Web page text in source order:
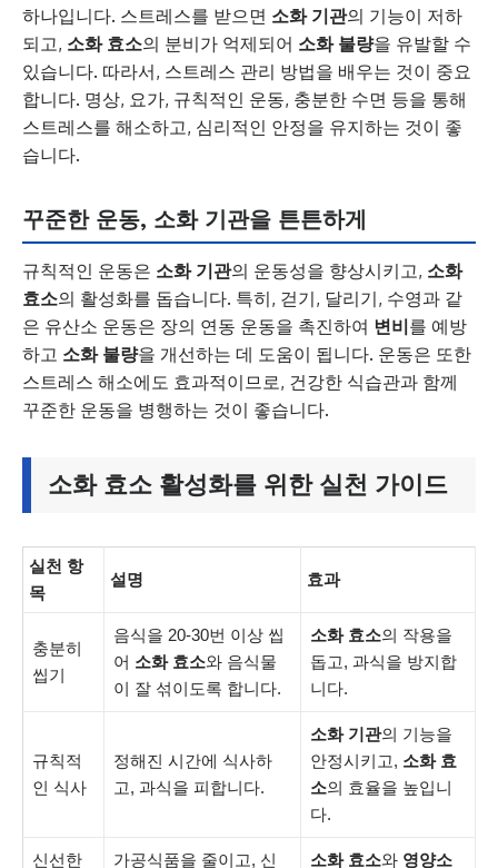
하나입니다. 스트레스를 받으면 소화 기관의 기능이 저하
되고, 소화 효소의 분비가 억제되어 소화 불량을 유발할 수
있습니다. 따라서, 스트레스 관리 방법을 배우는 것이 중요
합니다. 명상, 요가, 규칙적인 운동, 충분한 수면 등을 통해
스트레스를 해소하고, 심리적인 안정을 유지하는 것이 좋
습니다.
꾸준한 운동, 소화 기관을 튼튼하게
규칙적인 운동은 소화 기관의 운동성을 향상시키고, 소화
효소의 활성화를 돕습니다. 특히, 걷기, 달리기, 수영과 같
은 유산소 운동은 장의 연동 운동을 촉진하여 변비를 예방
하고 소화 불량을 개선하는 데 도움이 됩니다. 운동은 또한
스트레스 해소에도 효과적이므로, 건강한 식습관과 함께
꾸준한 운동을 병행하는 것이 좋습니다.
소화 효소 활성화를 위한 실천 가이드
실천 항
목
설명 효과
충분히
씹기
음식을 20-30번 이상 씹
어 소화 효소와 음식물
이 잘 섞이도록 합니다.
소화 효소의 작용을
돕고, 과식을 방지합
니다.
규칙적
인 식사
정해진 시간에 식사하
고, 과식을 피합니다.
소화 기관의 기능을
안정시키고, 소화 효
소의 효율을 높입니
다.
신선한 가공식품을 줄이고, 신 소화 효소와 영양소